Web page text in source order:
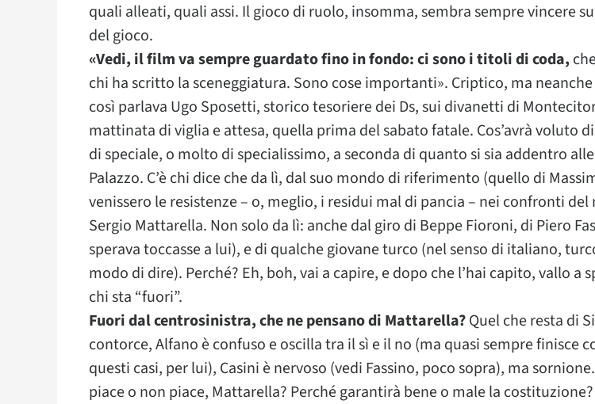
quali alleati, quali assi. Il gioco di ruolo, insomma, sembra sempre vincere
del gioco.
«Vedi, il film va sempre guardato fino in fondo: ci sono i titoli di coda,
chi ha scritto la sceneggiatura. Sono cose importanti». Criptico, ma
così parlava Ugo Sposetti, storico tesoriere dei Ds, sui divanetti di
mattinata di viglia e attesa, quella prima del sabato fatale. Cos’avrà voluto
di speciale, o molto di specialissimo, a seconda di quanto si sia addentro
Palazzo. C’è chi dice che da lì, dal suo mondo di riferimento (quello di
venissero le resistenze – o, meglio, i residui mal di pancia – nei confronti del
Sergio Mattarella. Non solo da lì: anche dal giro di Beppe Fioroni, di Piero
sperava toccasse a lui), e di qualche giovane turco (nel senso di italiano,
modo di dire). Perché? Eh, boh, vai a capire, e dopo che l’hai capito, vallo a
chi sta “fuori”.
Fuori dal centrosinistra, che ne pensano di Mattarella?Quel che resta di
contorce, Alfano è confuso e oscilla tra il sì e il no (ma quasi sempre finisce
questi casi, per lui), Casini è nervoso (vedi Fassino, poco sopra), ma
piace o non piace, Mattarella? Perché garantirà bene o male la